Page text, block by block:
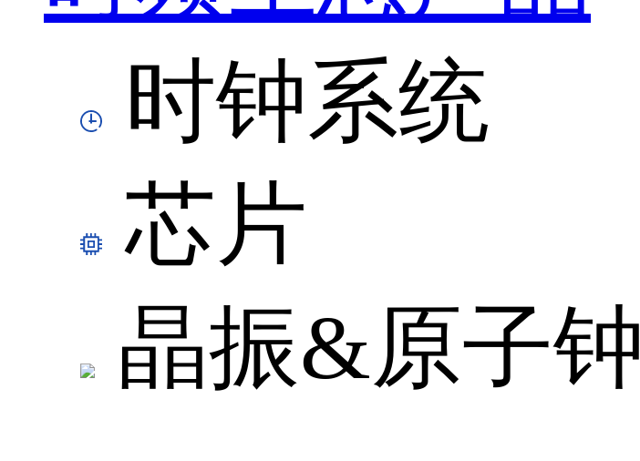
时钟系统
芯片
晶振&原子钟